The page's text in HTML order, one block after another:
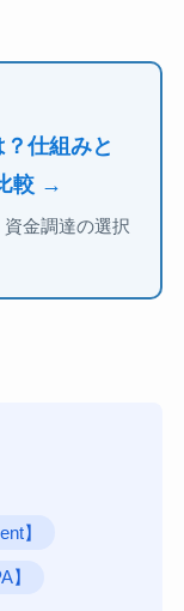
？仕組みと
較 →
金調達の選択
】
】